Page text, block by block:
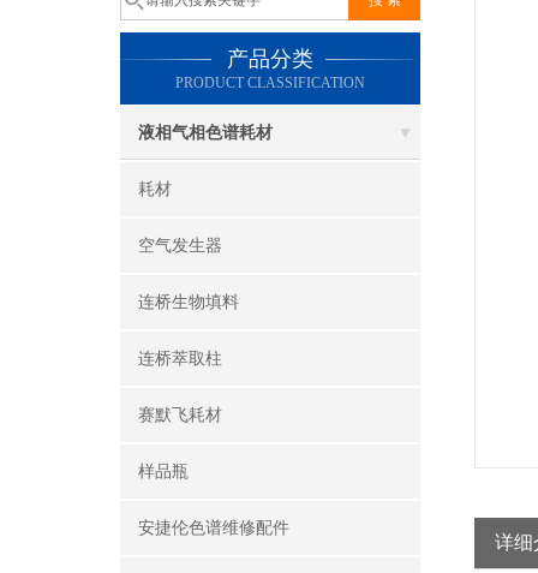
产品分类
PRODUCT CLASSIFICATION
液相气相色谱耗材
耗材
空气发生器
连桥生物填料
连桥萃取柱
赛默飞耗材
样品瓶
安捷伦色谱维修配件
详细